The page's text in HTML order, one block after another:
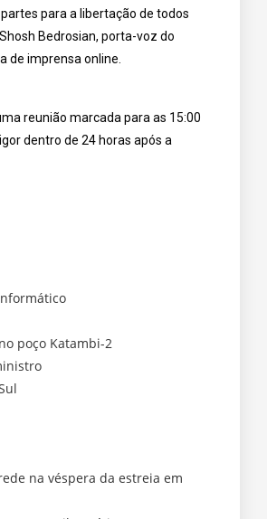
para a libertação de todos
Bedrosian, porta-voz do
de imprensa online.
reunião marcada para as 15:00
dentro de 24 horas após a
poço Katambi-2
na véspera da estreia em